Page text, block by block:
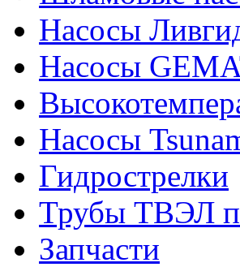
Насосы
Насосы
Насосы
Гидрострелки
Трубы ТВЭЛ
Запчасти